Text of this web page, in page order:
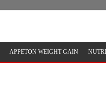
APPETON WEIGHT GAIN